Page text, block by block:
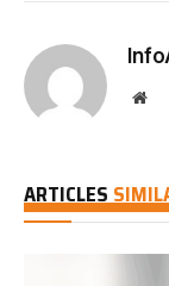
ARTICLES